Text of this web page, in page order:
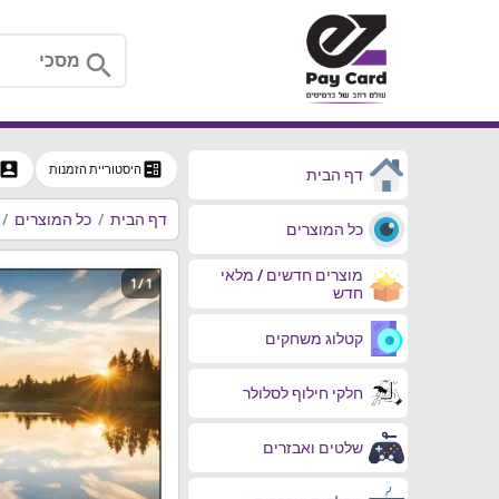
search
דף הבית
כל המוצרים
מוצרים חדשים / מלאי
חדש
קטלוג משחקים
חלקי חילוף לסלולר
שלטים ואבזרים
ballot היסטוריית הזמנות
דף הבית כל המוצרים
1 / 1